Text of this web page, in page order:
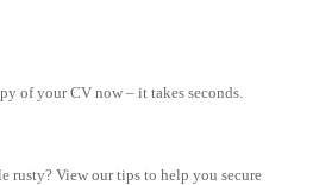
of your CV now – it takes seconds.
rusty? View our tips to help you secure